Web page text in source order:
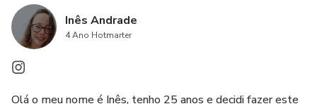
Inês Andrade
4 Ano Hotmarter
Olá o meu nome é Inês, tenho 25 anos e decidi fazer este